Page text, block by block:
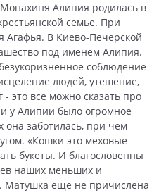
Алипия родилась в
семье. При
В Киево-Печерской
под именем Алипия.
соблюдение
людей, утешение,
это все можно сказать про
у Алипии было огромное
она заботилась, при чем
«Кошки это меховые
букеты. И благословенны
наших меньших и
Матушка ещё не причислена